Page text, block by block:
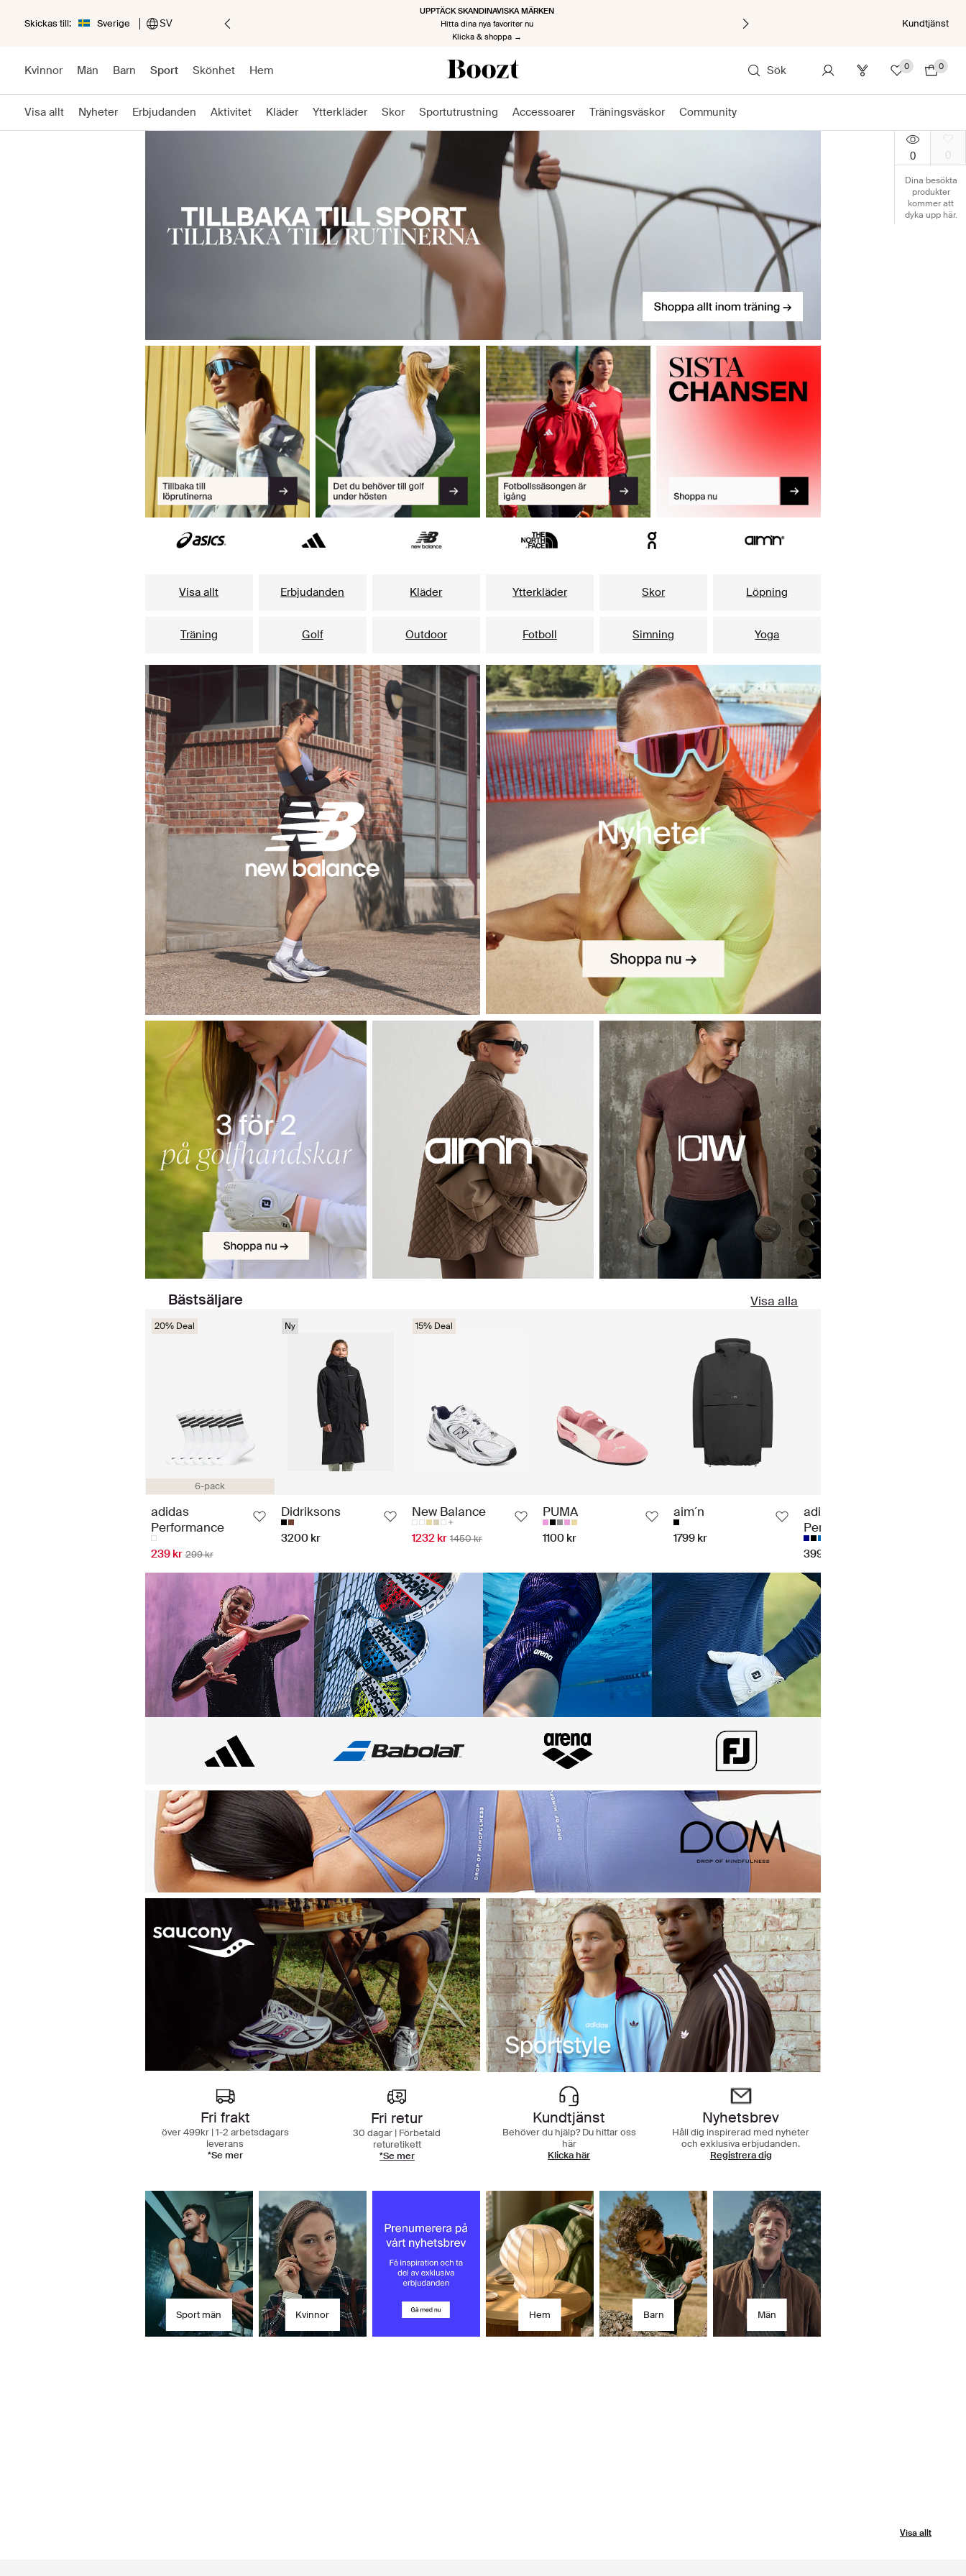
Skickas till: Sverige SV
TILLBAKA TILL JOBBET, TILLBAKA MED STIL
Kickstarta den nya säsongen
Klicka & shoppa nu →
Kundtjänst
Kvinnor Män Barn Sport Skönhet Hem Sök 0 0
Visa allt Nyheter Erbjudanden Aktivitet Kläder Ytterkläder Skor Sportutrustning Accessoarer Träningsväskor Community
0 0
Dina besökta
produkter
kommer att
dyka upp här.
Visa allt Erbjudanden Kläder Ytterkläder Skor Löpning
Träning Golf Outdoor Fotboll Simning Yoga
Bästsäljare Visa alla
6-pack
20% Deal
adidas
Performance
239 kr 299 kr
Ny
Didriksons
3200 kr
15% Deal
New Balance
1232 kr 1450 kr
PUMA
1100 kr
aim´n
1799 kr
adidas
Performance
399 kr
Fri frakt
över 499kr | 1-2 arbetsdagars
leverans
*Se mer
Fri retur
30 dagar | Förbetald
returetikett
*Se mer
Kundtjänst
Behöver du hjälp? Du hittar oss
här
Klicka här
Nyhetsbrev
Håll dig inspirerad med nyheter
och exklusiva erbjudanden.
Registrera dig
Upptäck våra kategorier och börja shoppa
Sport män Kvinnor Hem Barn Män
Visa allt